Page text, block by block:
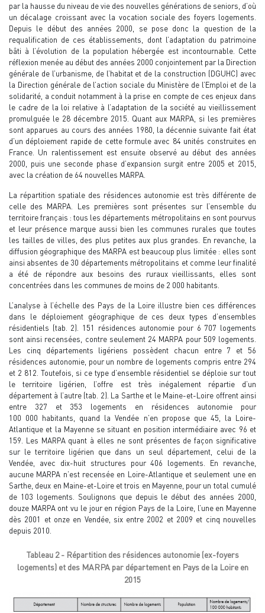
par la hausse du niveau de vie des nouvelles générations de seniors, d’où
un décalage croissant avec la vocation sociale des foyers logements.
Depuis le début des années 2000, se pose donc la question de la
requalification de ces établissements, dont l’adaptation du patrimoine
bâti à l’évolution de la population hébergée est incontournable. Cette
réflexion menée au début des années 2000 conjointement par la Direction
générale de l’urbanisme, de l’habitat et de la construction (DGUHC) avec
la Direction générale de l’action sociale du Ministère de l’Emploi et de la
solidarité, a conduit notamment à la prise en compte de ces enjeux dans
le cadre de la loi relative à l’adaptation de la société au vieillissement
promulguée le 28 décembre 2015. Quant aux MARPA, si les premières
sont apparues au cours des années 1980, la décennie suivante fait état
d’un déploiement rapide de cette formule avec 84 unités construites en
France. Un ralentissement est ensuite observé au début des années
2000, puis une seconde phase d’expansion surgit entre 2005 et 2015,
avec la création de 64 nouvelles MARPA.
La répartition spatiale des résidences autonomie est très différente de
celle des MARPA. Les premières sont présentes sur l’ensemble du
territoire français : tous les départements métropolitains en sont pourvus
et leur présence marque aussi bien les communes rurales que toutes
les tailles de villes, des plus petites aux plus grandes. En revanche, la
diffusion géographique des MARPA est beaucoup plus limitée : elles sont
ainsi absentes de 30 départements métropolitains et comme leur finalité
a été de répondre aux besoins des ruraux vieillissants, elles sont
concentrées dans les communes de moins de 2 000 habitants.
L’analyse à l’échelle des Pays de la Loire illustre bien ces différences
dans le déploiement géographique de ces deux types d’ensembles
résidentiels (tab. 2). 151 résidences autonomie pour 6 707 logements
sont ainsi recensées, contre seulement 24 MARPA pour 509 logements.
Les cinq départements ligériens possèdent chacun entre 7 et 56
résidences autonomie, pour un nombre de logements compris entre 294
et 2 812. Toutefois, si ce type d’ensemble résidentiel se déploie sur tout
le territoire ligérien, l’offre est très inégalement répartie d’un
département à l’autre (tab. 2). La Sarthe et le Maine-et-Loire offrent ainsi
entre 327 et 353 logements en résidences autonomie pour
100 000 habitants, quand la Vendée n’en propose que 45, la Loire-
Atlantique et la Mayenne se situant en position intermédiaire avec 96 et
159. Les MARPA quant à elles ne sont présentes de façon significative
sur le territoire ligérien que dans un seul département, celui de la
Vendée, avec dix-huit structures pour 406 logements. En revanche,
aucune MARPA n’est recensée en Loire-Atlantique et seulement une en
Sarthe, deux en Maine-et-Loire et trois en Mayenne, pour un total cumulé
de 103 logements. Soulignons que depuis le début des années 2000,
douze MARPA ont vu le jour en région Pays de la Loire, l’une en Mayenne
dès 2001 et onze en Vendée, six entre 2002 et 2009 et cinq nouvelles
depuis 2010.
Tableau 2 - Répartition des résidences autonomie (ex-foyers
logements) et des MARPA par département en Pays de la Loire en
2015